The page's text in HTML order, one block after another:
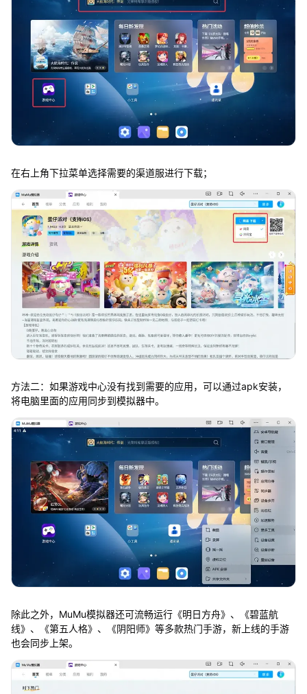
在右上角下拉菜单选择需要的渠道服进行下载；
方法二：如果游戏中心没有找到需要的应用，可以通过apk安装，
将电脑里面的应用同步到模拟器中。
除此之外，MuMu模拟器还可流畅运行《明日方舟》、《碧蓝航
线》、《第五人格》、《阴阳师》等多款热门手游，新上线的手游
也会同步上架。